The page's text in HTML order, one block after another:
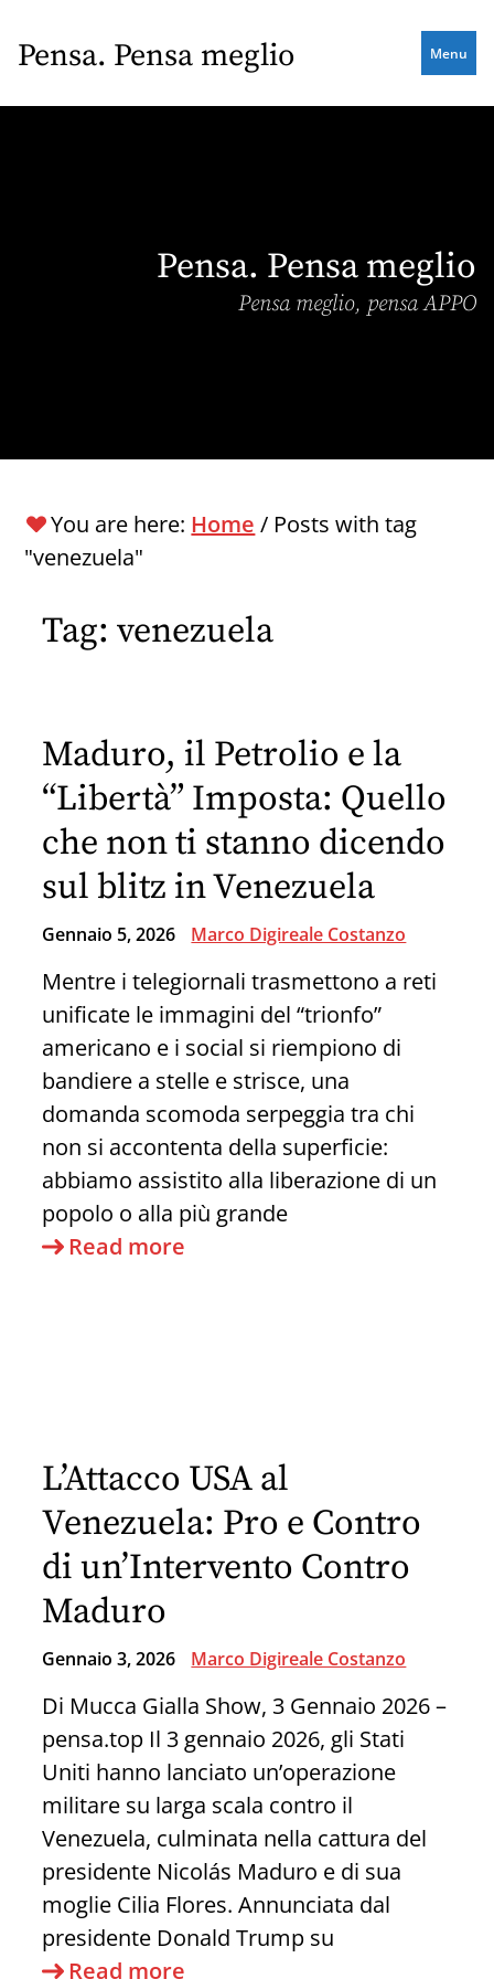
to
content
Pensa. Pensa meglio Menu
Pensa. Pensa meglio
Pensa meglio, pensa APPO
You are here: Home / Posts with tag
"venezuela"
Tag:venezuela
Maduro, il Petrolio e la
“Libertà” Imposta: Quello
che non ti stanno dicendo
sul blitz in Venezuela
Gennaio 5, 2026 Marco Digireale Costanzo
Mentre i telegiornali trasmettono a reti
unificate le immagini del “trionfo”
americano e i social si riempiono di
bandiere a stelle e strisce, una
domanda scomoda serpeggia tra chi
non si accontenta della superficie:
abbiamo assistito alla liberazione di un
popolo o alla più grande
Read more
Quello
che
non
ti
sul
blitz
in
Venezuela
L’Attacco USA al
Venezuela: Pro e Contro
di un’Intervento Contro
Maduro
Gennaio 3, 2026 Marco Digireale Costanzo
Di Mucca Gialla Show, 3 Gennaio 2026 –
pensa.top Il 3 gennaio 2026, gli Stati
Uniti hanno lanciato un’operazione
militare su larga scala contro il
Venezuela, culminata nella cattura del
presidente Nicolás Maduro e di sua
moglie Cilia Flores. Annunciata dal
presidente Donald Trump su
Read more